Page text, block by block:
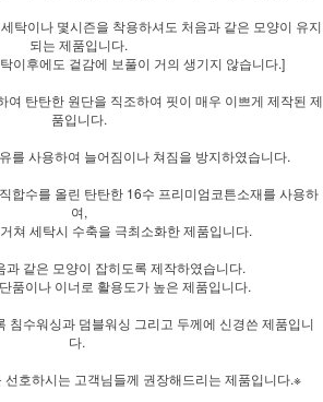
탁이나 몇시즌을 착용하셔도 처음과 같은 모양이 유지
되는 제품입니다.
이후에도 겉감에 보풀이 거의 생기지 않습니다.]
여 탄탄한 원단을 직조하여 핏이 매우 이쁘게 제작된 제
품입니다.
를 사용하여 늘어짐이나 쳐짐을 방지하였습니다.
합수를 올린 탄탄한 16수 프리미엄코튼소재를 사용하
여,
쳐 세탁시 수축을 극최소화한 제품입니다.
과 같은 모양이 잡히도록 제작하였습니다.
품이나 이너로 활용도가 높은 제품입니다.
침수워싱과 덤블워싱 그리고 두께에 신경쓴 제품입니
다.
호하시는 고객님들께 권장해드리는 제품입니다.※